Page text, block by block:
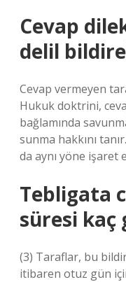
Cevap
delil
Cevap vermeyen
Hukuk doktrini,
bağlamında
sunma hakkını
da aynı yöne işaret
Tebligata
süresi kaç
(3) Taraflar, bu
itibaren otuz gün